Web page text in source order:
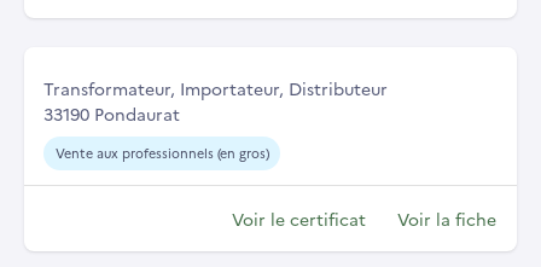
Transformateur, Importateur, Distributeur
33190 Pondaurat
Vente aux professionnels (en gros)
Voir le certificat Voir la fiche